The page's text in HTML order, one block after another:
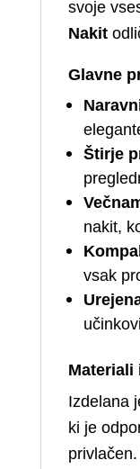
svoje
Nakit
Glavne
Štirje
nakit,
vsak
Materiali
Izdelana
ki je